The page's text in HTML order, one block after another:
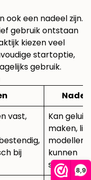
8,9
ook een nadeel zijn.
gebruik ontstaan
kiezen veel
startoptie,
gebruik.
vast,
bij
Kan geluid
maken,
modellen
kunnen
schuiven